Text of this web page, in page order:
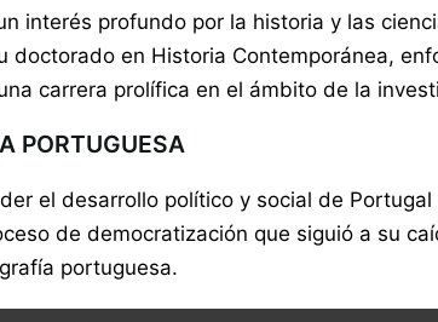
interés profundo por la historia y las
en Historia Contemporánea,
carrera prolífica en el ámbito de la
PORTUGUESA
el desarrollo político y social de
de democratización que siguió a su
portuguesa.